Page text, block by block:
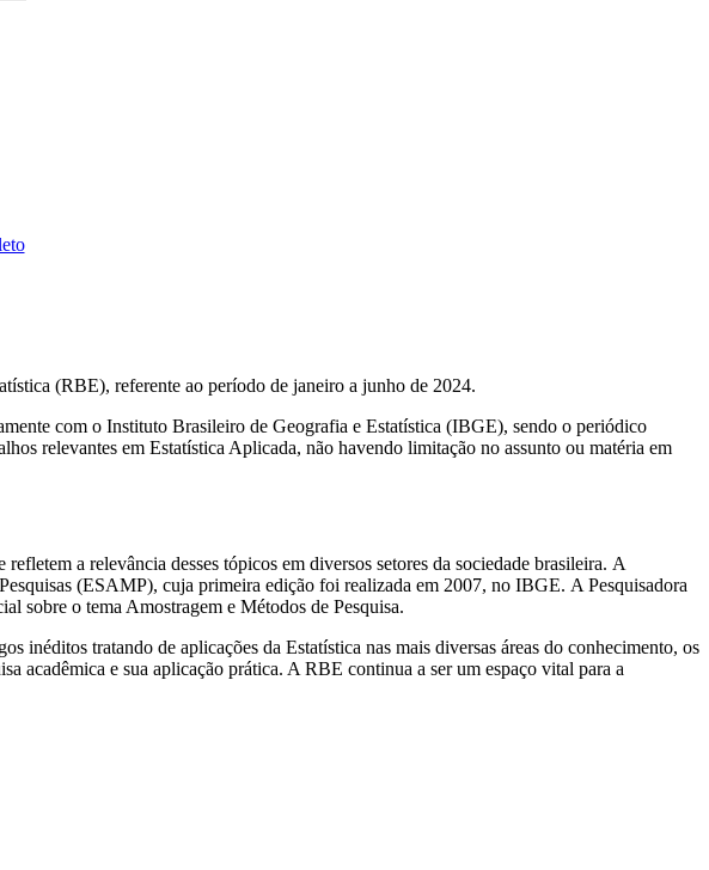
(RBE), referente ao período de janeiro a junho de 2024.
com o Instituto Brasileiro de Geografia e Estatística (IBGE), sendo o periódico
relevantes em Estatística Aplicada, não havendo limitação no assunto ou matéria em
a relevância desses tópicos em diversos setores da sociedade brasileira. A
(ESAMP), cuja primeira edição foi realizada em 2007, no IBGE. A Pesquisadora
sobre o tema Amostragem e Métodos de Pesquisa.
inéditos tratando de aplicações da Estatística nas mais diversas áreas do conhecimento, os
acadêmica e sua aplicação prática. A RBE continua a ser um espaço vital para a